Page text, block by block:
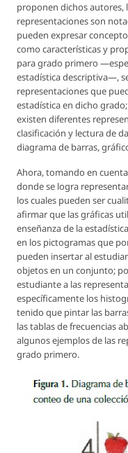
proponen dichos autores,
representaciones son
pueden expresar
como características y
para grado primero
estadística descriptiva—,
representaciones que
estadística en dicho
existen diferentes
clasificación y lectura de
diagrama de barras,
Ahora, tomando en
donde se logra
los cuales pueden ser
afirmar que las gráficas
enseñanza de la
en los pictogramas que
pueden insertar al
objetos en un conjunto;
estudiante a las
específicamente los
tenido que pintar las
las tablas de frecuencias
algunos ejemplos de las
grado primero.